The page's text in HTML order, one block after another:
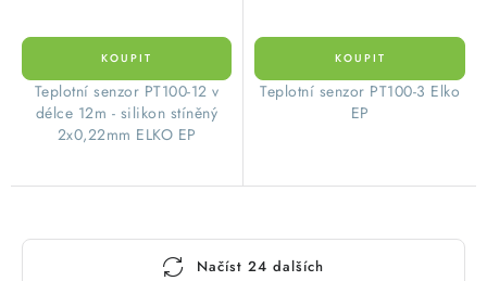
Teplotní senzor PT100-12 v
délce 12m - silikon stíněný
2x0,22mm ELKO EP
Teplotní senzor PT100-3 Elko
EP
O
Načíst 24 dalších